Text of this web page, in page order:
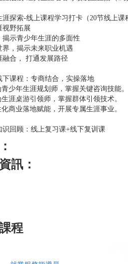
涯探索-线上课程学习打卡（20节线上课
视野拓展
揭示青少年生涯的多面性
界，揭示未来职业机遇
融合， 打通发展路径
下课程：专商结合，实操落地
少年生涯规划师，掌握关键咨询技能。
涯桌游引领师，掌握群体引领技术。
商业落地赋能，开展专属生涯事业。
识回顾：线上复习课+线下复训课
訊：
程